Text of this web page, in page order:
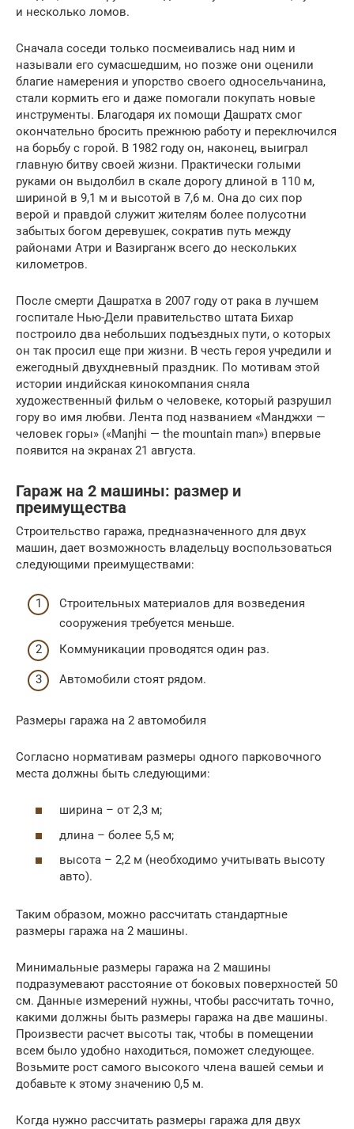
и несколько ломов.
Сначала соседи только посмеивались над ним и
называли его сумасшедшим, но позже они оценили
благие намерения и упорство своего односельчанина,
стали кормить его и даже помогали покупать новые
инструменты. Благодаря их помощи Дашратх смог
окончательно бросить прежнюю работу и переключился
на борьбу с горой. В 1982 году он, наконец, выиграл
главную битву своей жизни. Практически голыми
руками он выдолбил в скале дорогу длиной в 110 м,
шириной в 9,1 м и высотой в 7,6 м. Она до сих пор
верой и правдой служит жителям более полусотни
забытых богом деревушек, сократив путь между
районами Атри и Вазирганж всего до нескольких
километров.
После смерти Дашратха в 2007 году от рака в лучшем
госпитале Нью-Дели правительство штата Бихар
построило два небольших подъездных пути, о которых
он так просил еще при жизни. В честь героя учредили и
ежегодный двухдневный праздник. По мотивам этой
истории индийская кинокомпания сняла
художественный фильм о человеке, который разрушил
гору во имя любви. Лента под названием «Манджхи —
человек горы» («Manjhi — the mountain man») впервые
появится на экранах 21 августа.
Гараж на 2 машины: размер и
преимущества
Строительство гаража, предназначенного для двух
машин, дает возможность владельцу воспользоваться
следующими преимуществами:
Строительных материалов для возведения
сооружения требуется меньше.
Коммуникации проводятся один раз.
Автомобили стоят рядом.
Размеры гаража на 2 автомобиля
Согласно нормативам размеры одного парковочного
места должны быть следующими:
ширина – от 2,3 м;
длина – более 5,5 м;
высота – 2,2 м (необходимо учитывать высоту
авто).
Таким образом, можно рассчитать стандартные
размеры гаража на 2 машины.
Минимальные размеры гаража на 2 машины
подразумевают расстояние от боковых поверхностей 50
см. Данные измерений нужны, чтобы рассчитать точно,
какими должны быть размеры гаража на две машины.
Произвести расчет высоты так, чтобы в помещении
всем было удобно находиться, поможет следующее.
Возьмите рост самого высокого члена вашей семьи и
добавьте к этому значению 0,5 м.
Когда нужно рассчитать размеры гаража для двух